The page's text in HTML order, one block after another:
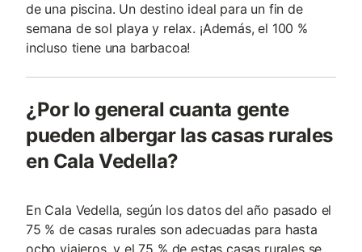
de una piscina. Un destino ideal para un fin de
semana de sol playa y relax. ¡Además, el 100 %
incluso tiene una barbacoa!
¿Por lo general cuanta gente
pueden albergar las casas rurales
en Cala Vedella?
En Cala Vedella, según los datos del año pasado el
75 % de casas rurales son adecuadas para hasta
ocho viajeros, y el 75 % de estas casas rurales se